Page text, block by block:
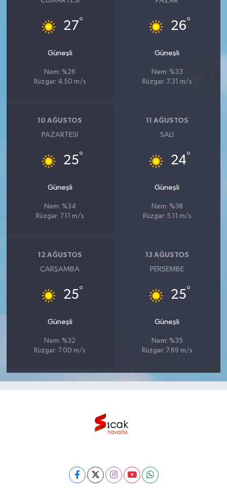
27°
Güneşli
Nem: %26
Rüzgar: 4.50 m/s
26°
Güneşli
Nem: %33
Rüzgar: 7.31 m/s
10 AĞUSTOS
PAZARTESI
25°
Güneşli
Nem: %34
Rüzgar: 7.11 m/s
11 AĞUSTOS
SALI
24°
Güneşli
Nem: %38
Rüzgar: 5.11 m/s
12 AĞUSTOS
ÇARŞAMBA
25°
Güneşli
Nem: %32
Rüzgar: 7.00 m/s
13 AĞUSTOS
PERŞEMBE
25°
Güneşli
Nem: %35
Rüzgar: 7.69 m/s